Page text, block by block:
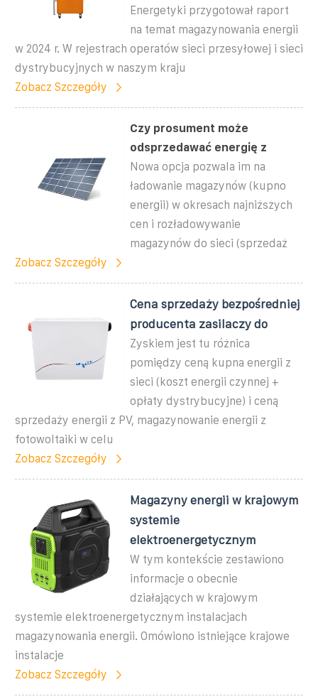
Energetyki przygotował raport
na temat magazynowania energii
w 2024 r. W rejestrach operatów sieci przesyłowej i sieci
dystrybucyjnych w naszym kraju
Zobacz Szczegóły
Czy prosument może
odsprzedawać energię z
Nowa opcja pozwala im na
ładowanie magazynów (kupno
energii) w okresach najniższych
cen i rozładowywanie
magazynów do sieci (sprzedaż
Zobacz Szczegóły
Cena sprzedaży bezpośredniej
producenta zasilaczy do
Zyskiem jest tu różnica
pomiędzy ceną kupna energii z
sieci (koszt energii czynnej +
opłaty dystrybucyjne) i ceną
sprzedaży energii z PV, magazynowanie energii z
fotowoltaiki w celu
Zobacz Szczegóły
Magazyny energii w krajowym
systemie
elektroenergetycznym
W tym kontekście zestawiono
informacje o obecnie
działających w krajowym
systemie elektroenergetycznym instalacjach
magazynowania energii. Omówiono istniejące krajowe
instalacje
Zobacz Szczegóły